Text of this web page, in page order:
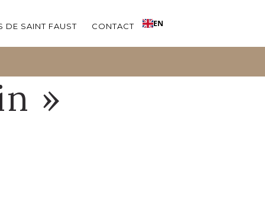
DE SAINT FAUST CONTACT EN
»